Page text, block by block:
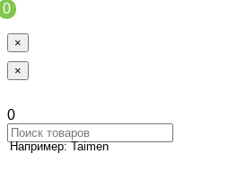
0
×
×
0
Например: Taimen